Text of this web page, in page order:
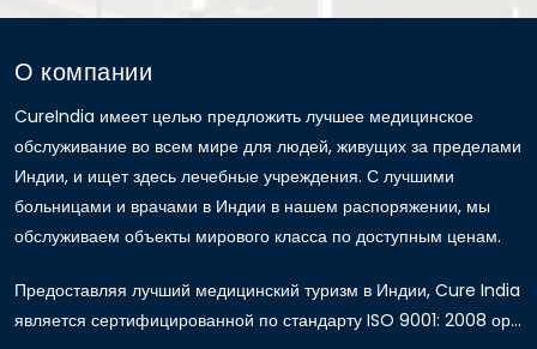
О компании
CureIndia имеет целью предложить лучшее медицинское
обслуживание во всем мире для людей, живущих за пределами
Индии, и ищет здесь лечебные учреждения. С лучшими
больницами и врачами в Индии в нашем распоряжении, мы
обслуживаем объекты мирового класса по доступным ценам.
Предоставляя лучший медицинский туризм в Индии, Cure India
является сертифицированной по стандарту ISO 9001: 2008 ор...